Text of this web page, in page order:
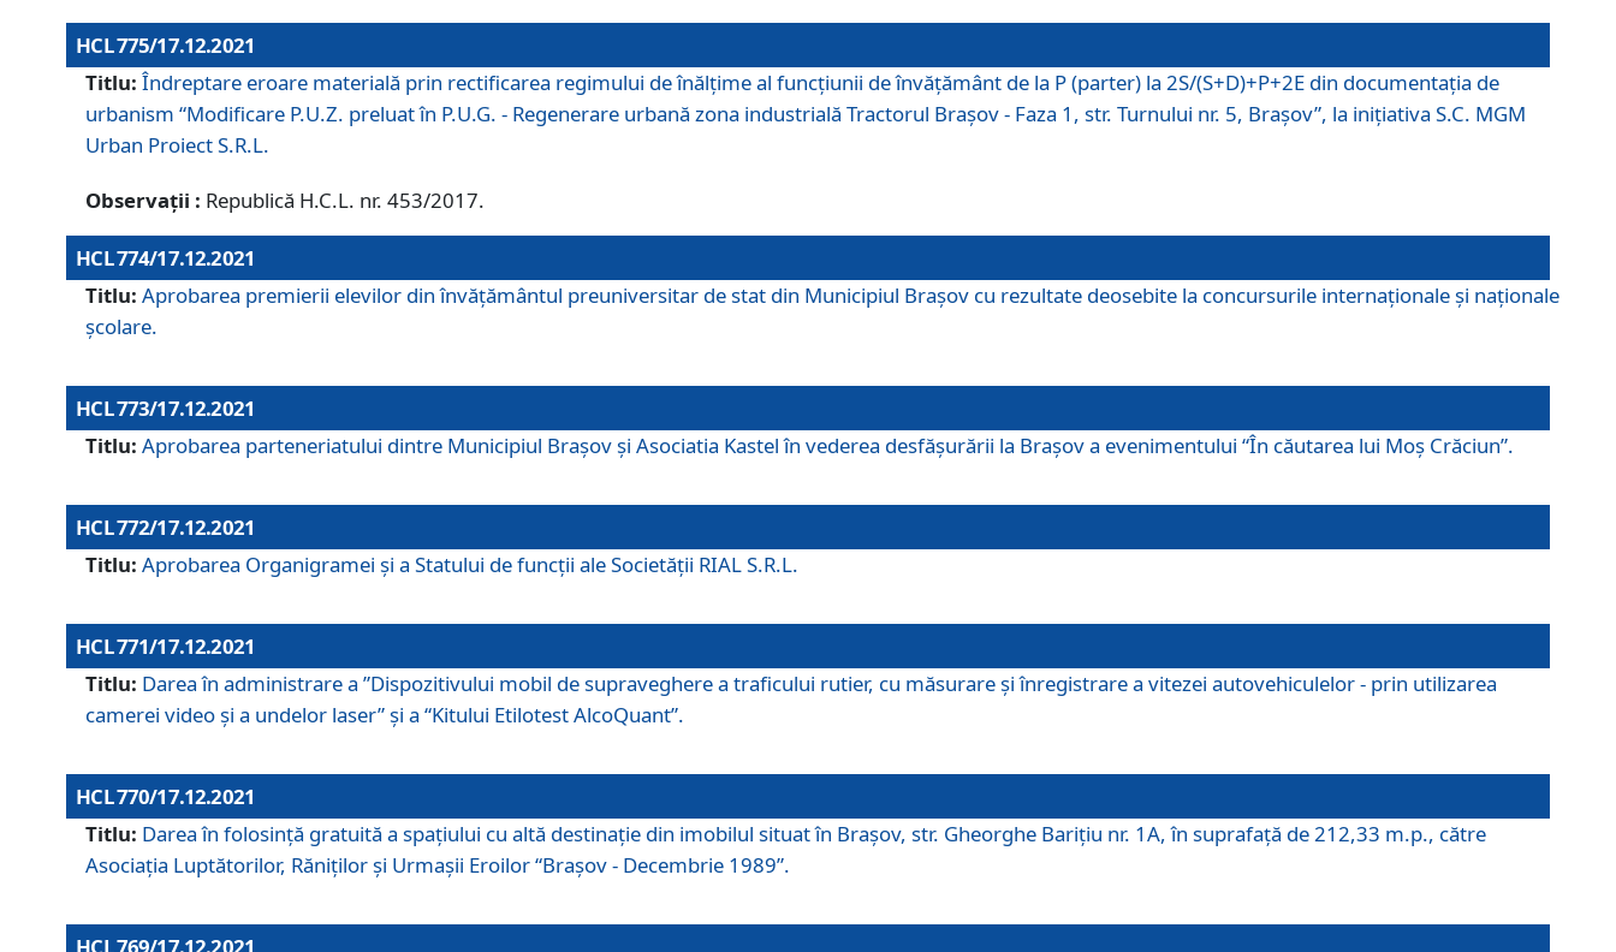
HCL 775/17.12.2021
Titlu: Îndreptare eroare materială prin rectificarea regimului de înălţime al funcţiunii de învăţământ de la P (parter) la 2S/(S+D)+P+2E din documentaţia de
urbanism “Modificare P.U.Z. preluat în P.U.G. - Regenerare urbană zona industrială Tractorul Braşov - Faza 1, str. Turnului nr. 5, Braşov”, la iniţiativa S.C. MGM
Urban Proiect S.R.L.
Observații : Republică H.C.L. nr. 453/2017.
HCL 774/17.12.2021
Titlu: Aprobarea premierii elevilor din învățământul preuniversitar de stat din Municipiul Brașov cu rezultate deosebite la concursurile internaționale și naționale
școlare.
HCL 773/17.12.2021
Titlu: Aprobarea parteneriatului dintre Municipiul Brașov și Asociatia Kastel în vederea desfăşurării la Brașov a evenimentului “În căutarea lui Moș Crăciun”.
HCL 772/17.12.2021
Titlu: Aprobarea Organigramei şi a Statului de funcţii ale Societăţii RIAL S.R.L.
HCL 771/17.12.2021
Titlu: Darea în administrare a ”Dispozitivului mobil de supraveghere a traficului rutier, cu măsurare și înregistrare a vitezei autovehiculelor - prin utilizarea
camerei video și a undelor laser” și a “Kitului Etilotest AlcoQuant”.
HCL 770/17.12.2021
Titlu: Darea în folosinţă gratuită a spaţiului cu altă destinaţie din imobilul situat în Braşov, str. Gheorghe Bariţiu nr. 1A, în suprafaţă de 212,33 m.p., către
Asociaţia Luptătorilor, Răniţilor şi Urmaşii Eroilor “Braşov - Decembrie 1989”.